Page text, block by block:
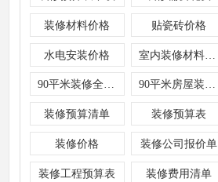
装修材料价格 贴瓷砖价格
水电安装价格
90平米装修全包价格 90平米房屋装修费用清单要多少钱
装修预算清单 装修预算表
装修价格 装修公司报价单
装修工程预算表 装修费用清单